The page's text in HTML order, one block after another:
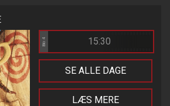
Bio 4 15:30
SE ALLE DAGE
LÆS MERE